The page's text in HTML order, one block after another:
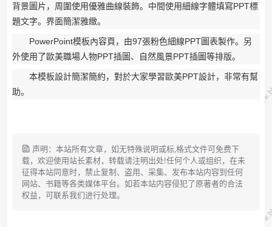
背景圖片，周圍使用優雅曲線裝飾。 中間使用細線字體填寫PPT標
題文字。 界面簡潔雅緻。
PowerPoint模板內容頁，由97張粉色細線PPT圖表製作。 另
外使用了歐美職場人物PPT插圖、自然風景PPT插圖等排版。
本模板設計簡潔簡約，對於大家學習歐美PPT設計，非常有幫
助。
声明：本站所有文章，如无特殊说明或标,格式文件可免费下
载，欢迎使用站长素材，转载请注明出处!任何个人或组织，在未
征得本站同意时，禁止复制、盗用、采集、发布本站内容到任何
网站、书籍等各类媒体平台。如若本站内容侵犯了原著者的合法
权益，可联系我们进行处理。